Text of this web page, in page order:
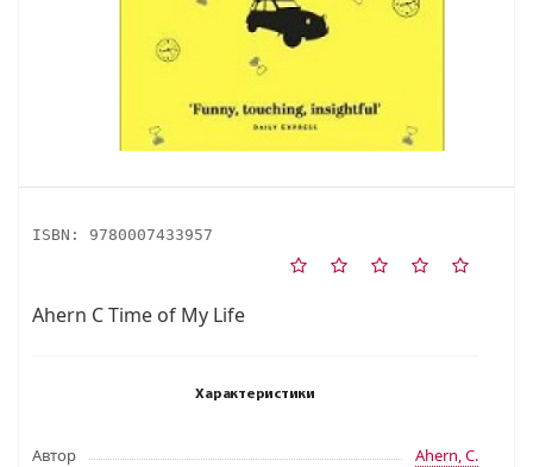
ISBN: 9780007433957
Ahern C Time of My Life
Характеристики
Автор
Ahern, C.